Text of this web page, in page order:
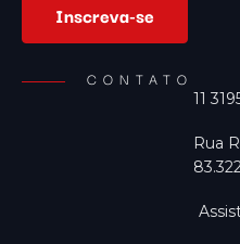
Inscreva-se
CONTATO
11
Rua